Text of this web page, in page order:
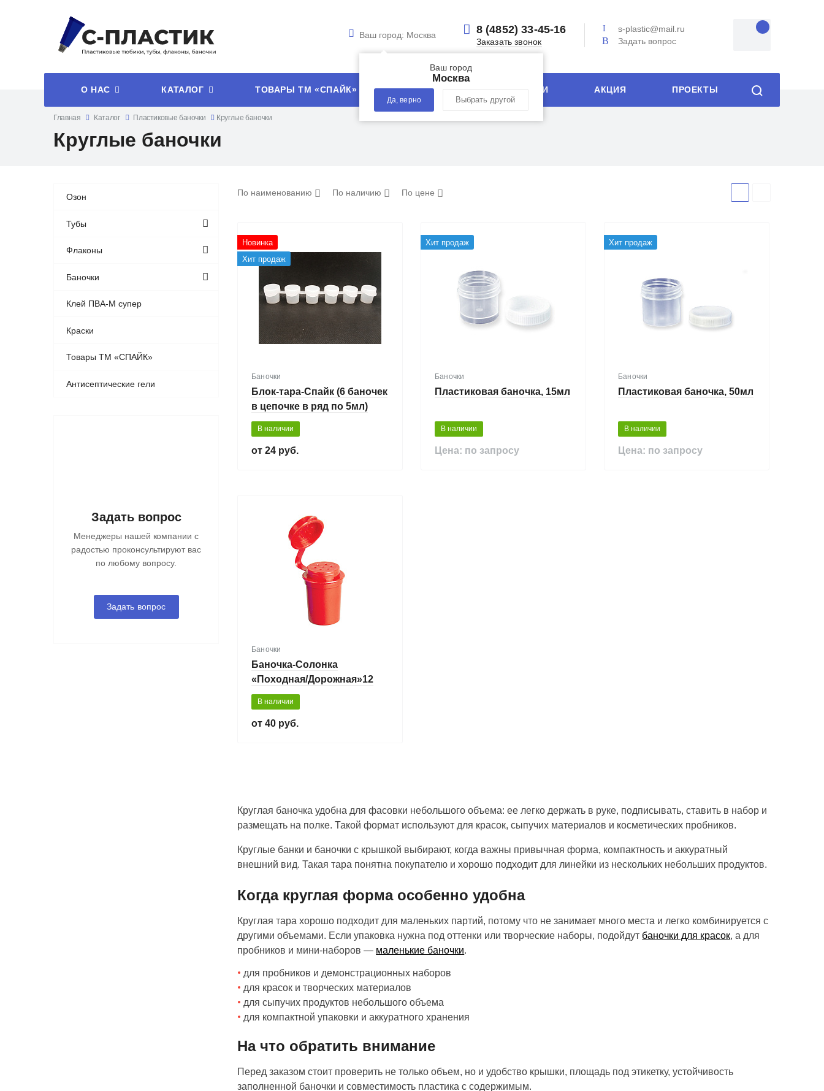
Ваш город: Москва
Ваш город
Москва
Да, верно Выбрать другой
8 (4852) 33-45-16
Заказать звонок
s-plastic@mail.ru
Задать вопрос
О НАС КАТАЛОГ ТОВАРЫ ТМ «СПАЙК» УСЛУГИ ТЕХНОЛОГИИ АКЦИЯ ПРОЕКТЫ
Главная Каталог Пластиковые баночки Круглые баночки
Круглые баночки
Озон
Тубы
Флаконы
Баночки
Клей ПВА-М супер
Краски
Товары ТМ «СПАЙК»
Антисептические гели
Задать вопрос
Менеджеры нашей компании с
радостью проконсультируют вас
по любому вопросу.
Задать вопрос
По наименованию По наличию По цене
Новинка
Хит продаж
Баночки
Блок-тара-Спайк (6 баночек
в цепочке в ряд по 5мл)
В наличии
24 руб.
Хит продаж
Баночки
Пластиковая баночка, 15мл
В наличии
Цена: по запросу
Хит продаж
Баночки
Пластиковая баночка, 50мл
В наличии
Цена: по запросу
Баночки
Баночка-Солонка
«Походная/Дорожная»12
мл
В наличии
40 руб.
Круглая баночка удобна для фасовки небольшого объема: ее легко держать в руке, подписывать, ставить в набор и
размещать на полке. Такой формат используют для красок, сыпучих материалов и косметических пробников.
Круглые банки и баночки с крышкой выбирают, когда важны привычная форма, компактность и аккуратный
внешний вид. Такая тара понятна покупателю и хорошо подходит для линейки из нескольких небольших продуктов.
Когда круглая форма особенно удобна
Круглая тара хорошо подходит для маленьких партий, потому что не занимает много места и легко комбинируется с
другими объемами. Если упаковка нужна под оттенки или творческие наборы, подойдут баночки для красок, а для
пробников и мини-наборов — маленькие баночки.
для пробников и демонстрационных наборов
для красок и творческих материалов
для сыпучих продуктов небольшого объема
для компактной упаковки и аккуратного хранения
На что обратить внимание
Перед заказом стоит проверить не только объем, но и удобство крышки, площадь под этикетку, устойчивость
заполненной баночки и совместимость пластика с содержимым.